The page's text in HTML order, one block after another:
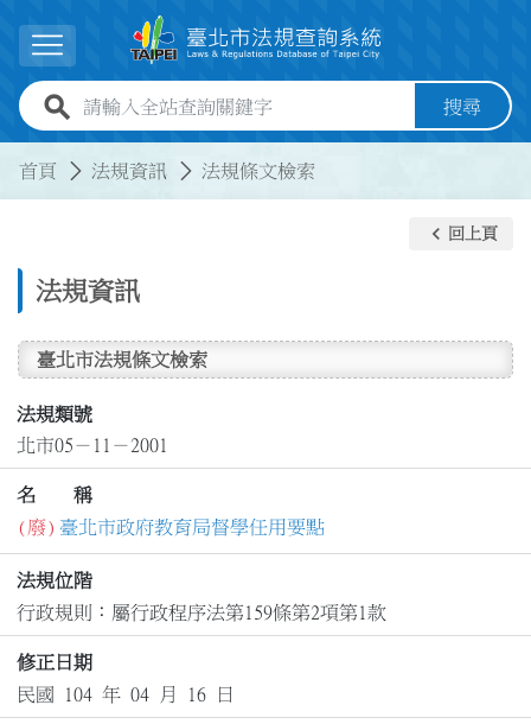
展開選單
全站查詢關鍵字欄位 搜尋
首頁 法規資訊 法規條文檢索
法規資訊
keyboard_arrow_left 回上頁
臺北市法規條文檢索
法規類號
北市05－11－2001
名 稱
(廢) 臺北市政府教育局督學任用要點
法規位階
行政規則：屬行政程序法第159條第2項第1款
修正日期
民國 104 年 04 月 16 日